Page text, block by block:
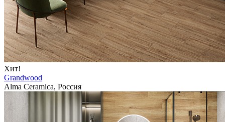
Хит!
Grandwood
Alma Ceramica, Россия